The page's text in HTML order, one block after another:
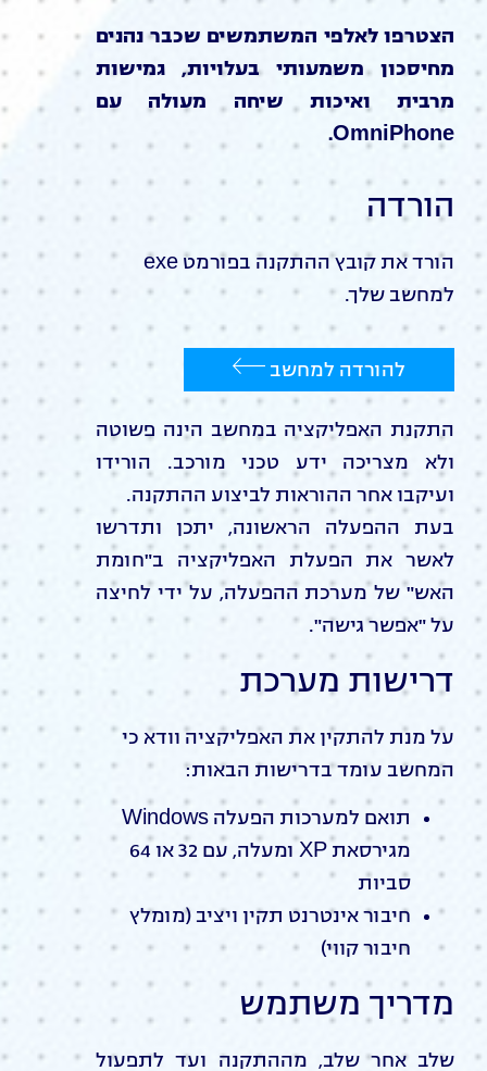
הצטרפו לאלפי המשתמשים שכבר נהנים
מחיסכון משמעותי בעלויות, גמישות
מרבית ואיכות שיחה מעולה עם
OmniPhone.
הורדה
הורד את קובץ ההתקנה בפורמט exe
למחשב שלך.
להורדה למחשב
התקנת האפליקציה במחשב הינה פשוטה
ולא מצריכה ידע טכני מורכב. הורידו
ועיקבו אחר ההוראות לביצוע ההתקנה.
בעת ההפעלה הראשונה, יתכן ותדרשו
לאשר את הפעלת האפליקציה ב"חומת
האש" של מערכת ההפעלה, על ידי לחיצה
על "אפשר גישה".
דרישות מערכת
על מנת להתקין את האפליקציה וודא כי
המחשב עומד בדרישות הבאות:
מגירסאת XP ומעלה, עם 32 או 64
סביות
חיבור אינטרנט תקין ויציב (מומלץ
חיבור קווי)
מדריך משתמש
שלב אחר שלב, מההתקנה ועד לתפעול